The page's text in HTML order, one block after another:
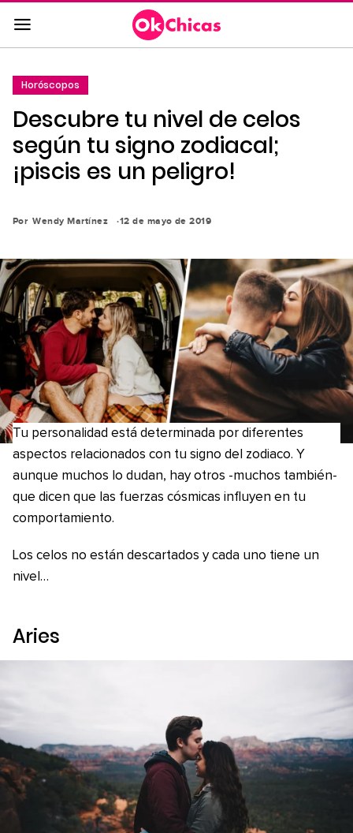
Saltar
al
contenido
la
navegación
principal
Horóscopos
Descubre tu nivel de celos
según tu signo zodiacal;
¡piscis es un peligro!
Por Wendy Martínez 12 de mayo de 2019
Tu personalidad está determinada por diferentes
aspectos relacionados con tu signo del zodiaco. Y
aunque muchos lo dudan, hay otros -muchos también-
que dicen que las fuerzas cósmicas influyen en tu
comportamiento.
Los celos no están descartados y cada uno tiene un
nivel…
Aries